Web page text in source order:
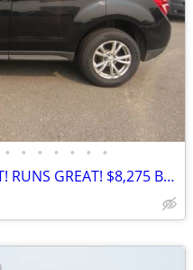
• • • • • • •
2016 CHEVROLET EQUINOX LT! RUNS GREAT! $8,275 BOOK VALUE!! COLD A/C!!